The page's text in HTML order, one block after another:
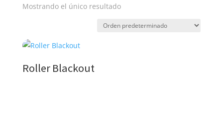
Mostrando el único resultado
Roller Blackout